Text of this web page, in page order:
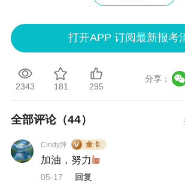
第四难：学习方法要求高
理和内在逻辑。比如会计的账务处
么这样做分录；审计要建立审计思
知识、提高解题能力，掌握不同题
如果你面临着学习时间紧张、理解能力差
做题错误率高的注会备考困境，建议选
打开APP 订阅最新报考
2343 181 295
分享：
全部评论（44）
Cindy萍
加油，努力
05-17 回复